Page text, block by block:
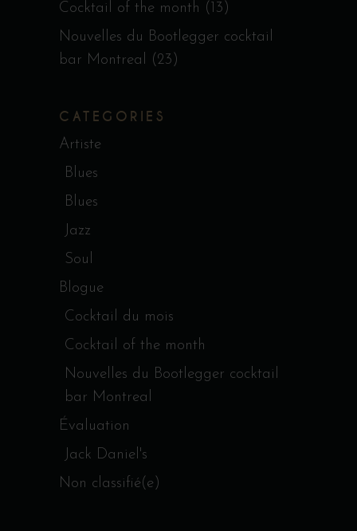
Cocktail of the month (13)
Nouvelles du Bootlegger cocktail
bar Montreal (23)
CATEGORIES
Artiste
Blues
Blues
Jazz
Soul
Blogue
Cocktail du mois
Cocktail of the month
Nouvelles du Bootlegger cocktail
bar Montreal
Évaluation
Jack Daniel's
Non classifié(e)